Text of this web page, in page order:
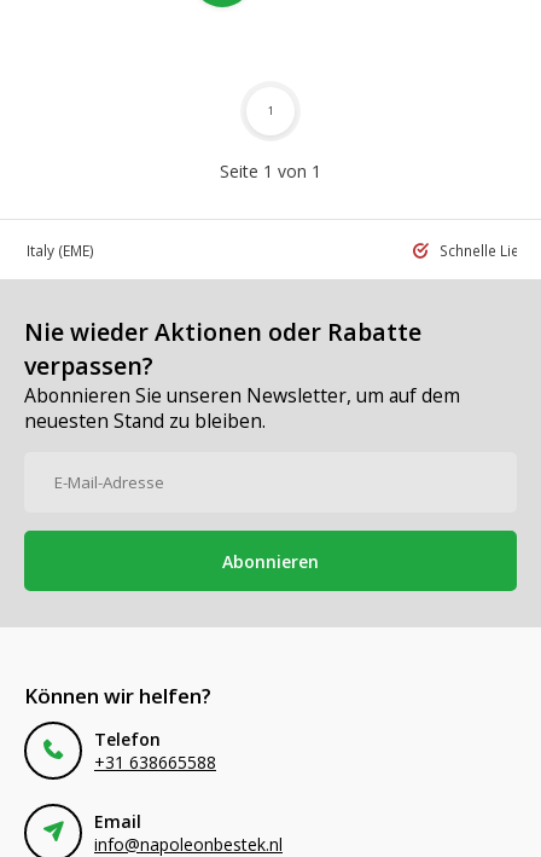
Seite 1 von 1
1
in Italy (EME) Schnelle
Nie wieder Aktionen oder Rabatte
verpassen?
Abonnieren Sie unseren Newsletter, um auf dem
neuesten Stand zu bleiben.
Abonnieren
Können wir helfen?
Telefon
+31 638665588
Email
info@napoleonbestek.nl